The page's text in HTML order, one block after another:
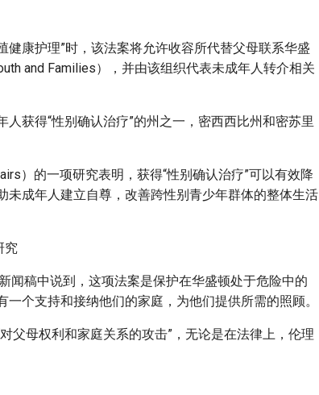
健康护理”时，该法案将允许收容所代替父母联系华盛
and Families），并由该组织代表未成年人转介相关
获得“性别确认治疗”的州之一，密西西比州和密苏里
）的一项研究表明，获得“性别确认治疗”可以有效降
未成年人建立自尊，改善跨性别青少年群体的整体生活
闻稿中说到，这项法案是保护在华盛顿处于危险中的
个支持和接纳他们的家庭，为他们提供所需的照顾。
父母权利和家庭关系的攻击”，无论是在法律上，伦理